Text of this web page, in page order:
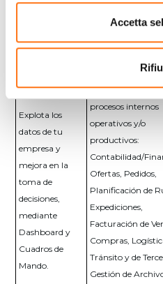
Accetta
Intelligence
Gestión
Explota los
datos de tu
empresa y
mejora en la
toma de
decisiones,
mediante
Dashboard y
Cuadros de
Mando.
Automatiza los
procesos internos
operativos y/o
productivos:
Contabilidad/
Ofertas, Pedidos,
Planificación de
Expediciones,
Facturación de
Compras,
Tránsito y de
Gestión de